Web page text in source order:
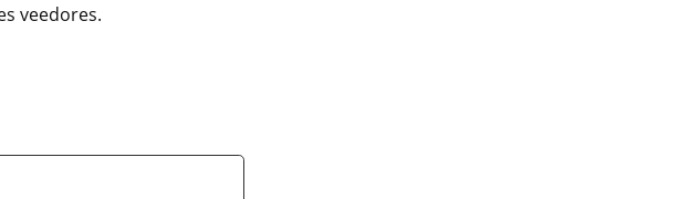
veedores.